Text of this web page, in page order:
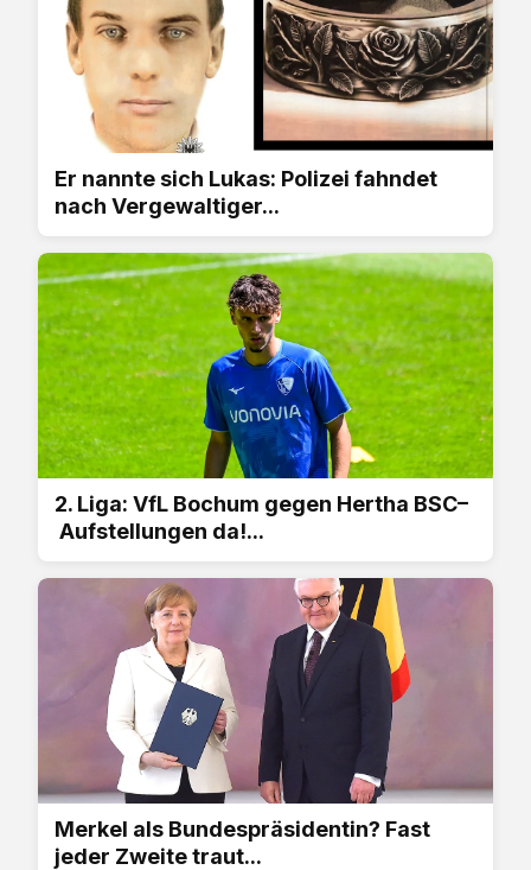
Er nannte sich Lukas: Polizei fahndet
nach Vergewaltiger...
2. Liga: VfL Bochum gegen Hertha BSC–
Aufstellungen da!...
Merkel als Bundespräsidentin? Fast
jeder Zweite traut...